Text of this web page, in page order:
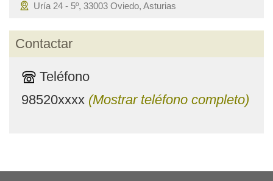
Uría 24 - 5º, 33003 Oviedo, Asturias
Contactar
Teléfono
98520xxxx (Mostrar teléfono completo)